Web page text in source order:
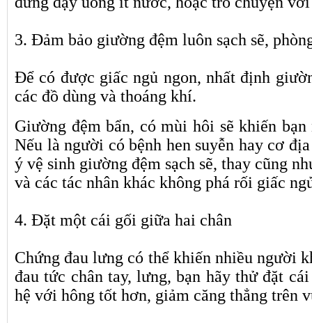
3. Đảm bảo giường đệm luôn sạch sẽ,
Để có được giấc ngủ ngon, nhất định
các đồ dùng và thoáng khí.
Giường đệm bẩn, có mùi hôi sẽ khiến
Nếu là người có bệnh hen suyễn hay cơ
ý vệ sinh giường đệm sạch sẽ, thay cũng
và các tác nhân khác không phá rối giấc
4. Đặt một cái gối giữa hai chân
Chứng đau lưng có thể khiến nhiều người
đau tức chân tay, lưng, bạn hãy thử đặt
hệ với hông tốt hơn, giảm căng thẳng trên